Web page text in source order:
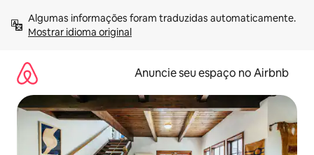
para
Mostrar idioma original
Anuncie seu espaço no Airbnb